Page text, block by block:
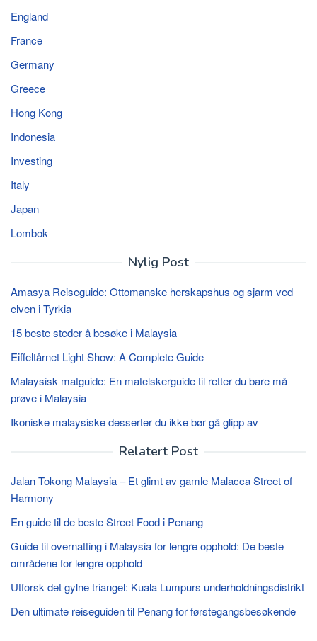
England
France
Germany
Greece
Hong Kong
Indonesia
Investing
Italy
Japan
Lombok
Nylig Post
Amasya Reiseguide: Ottomanske herskapshus og sjarm ved
elven i Tyrkia
15 beste steder å besøke i Malaysia
Eiffeltårnet Light Show: A Complete Guide
Malaysisk matguide: En matelskerguide til retter du bare må
prøve i Malaysia
Ikoniske malaysiske desserter du ikke bør gå glipp av
Relatert Post
Jalan Tokong Malaysia – Et glimt av gamle Malacca Street of
Harmony
En guide til de beste Street Food i Penang
Guide til overnatting i Malaysia for lengre opphold: De beste
områdene for lengre opphold
Utforsk det gylne triangel: Kuala Lumpurs underholdningsdistrikt
Den ultimate reiseguiden til Penang for førstegangsbesøkende